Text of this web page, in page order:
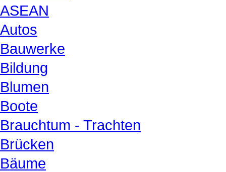
ASEAN
Autos
Bauwerke
Bildung
Blumen
Boote
Brauchtum - Trachten
Brücken
Bäume